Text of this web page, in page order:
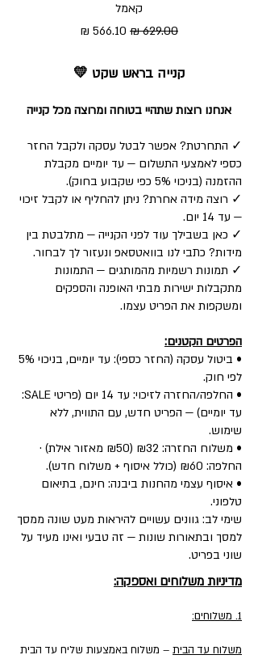
קאמל
מחיר רגיל מחיר מבצע
קנייה בראש שקט 💛
אנחנו רוצות שתהיי בטוחה ומרוצה מכל קנייה
✓ התחרטת? אפשר לבטל עסקה ולקבל החזר
כספי לאמצעי התשלום — עד יומיים מקבלת
ההזמנה (בניכוי 5% כפי שקבוע בחוק).
✓ רוצה מידה אחרת? ניתן להחליף או לקבל זיכוי
— עד 14 יום.
✓ כאן בשבילך עוד לפני הקנייה — מתלבטת בין
מידות? כתבי לנו בוואטסאפ ונעזור לך לבחור.
✓ תמונות רשמיות מהמותגים — התמונות
מתקבלות ישירות מבתי האופנה והספקים
ומשקפות את הפריט עצמו.
הפרטים הקטנים:
• ביטול עסקה (החזר כספי): עד יומיים, בניכוי 5%
לפי חוק.
• החלפה/החזרה לזיכוי: עד 14 יום (פריטי SALE:
עד יומיים) — הפריט חדש, עם התווית, ללא
שימוש.
• משלוח החזרה: ₪32 (₪50 מאזור אילת) ·
החלפה: ₪60 (כולל איסוף + משלוח חדש).
• איסוף עצמי מהחנות ביבנה: חינם, בתיאום
טלפוני.
שימי לב: גוונים עשויים להיראות מעט שונה ממסך
למסך ובתאורות שונות — זה טבעי ואינו מעיד על
שוני בפריט.
מדיניות משלוחים ואספקה:
1. משלוחים:
משלוח עד הבית – משלוח באמצעות שליח עד הבית